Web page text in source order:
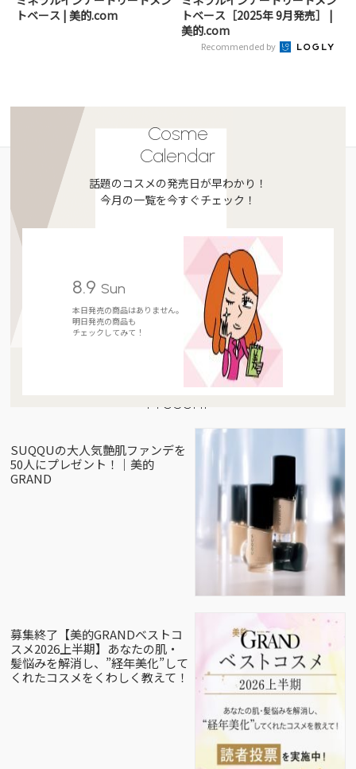
トベース | 美的.com
トベース［2025年 9月発売］ |
美的.com
Recommended by
Cosme
Calendar
話題のコスメの発売日が早わかり！
今月の一覧を今すぐチェック！
8.9 Sun
本日発売の商品はありません。
明日発売の商品も
チェックしてみて！
Present
SUQQUの大人気艶肌ファンデを
50人にプレゼント！｜美的
GRAND
募集終了【美的GRANDベストコ
スメ2026上半期】あなたの肌・
髪悩みを解消し、”経年美化”して
くれたコスメをくわしく教えて！